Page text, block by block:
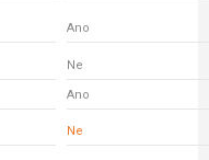
Ano
Ne
Ano
Ne